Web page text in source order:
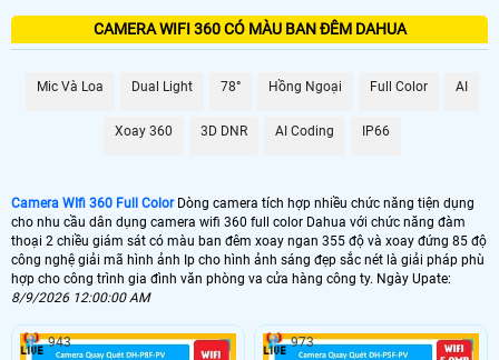
CAMERA WIFI 360 CÓ MÀU BAN ĐÊM DAHUA
Mic Và Loa Dual Light 78° Hồng Ngoại Full Color AI
Xoay 360 3D DNR AI Coding IP66
Camera WIfi 360 Full ColorDòng camera tích hợp nhiều chức năng tiện dụng
cho nhu cầu dân dụng camera wifi 360 full color Dahua với chức năng đàm
thoại 2 chiều giám sát có màu ban đêm xoay ngan 355 độ và xoay đứng 85 độ
công nghệ giải mã hình ảnh Ip cho hình ảnh sáng đẹp sắc nét là giải pháp phù
hợp cho công trình gia đình văn phòng va cửa hàng công ty. Ngày Upate:
8/9/2026 12:00:00 AM
943 973